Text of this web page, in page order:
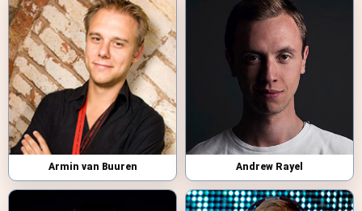
Armin van Buuren Andrew Rayel